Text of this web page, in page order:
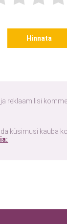
Hinnata
reklaamilisi
küsimusi kauba